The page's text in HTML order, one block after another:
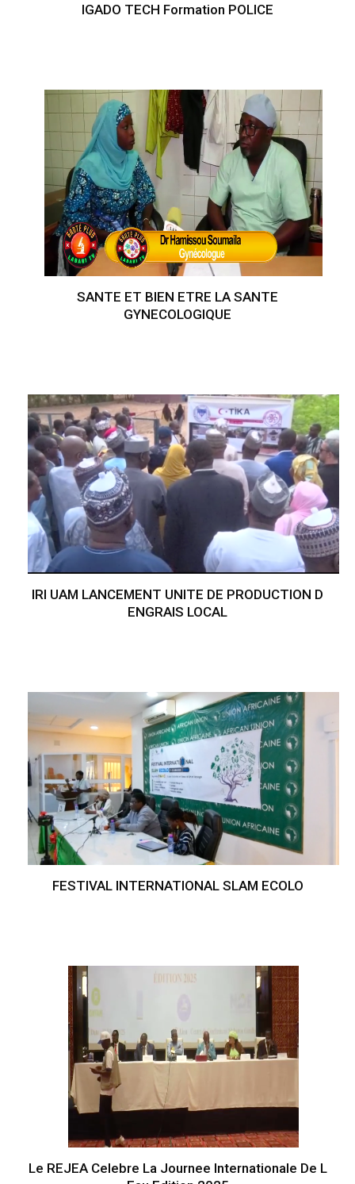
IGADO TECH Formation POLICE
SANTE ET BIEN ETRE LA SANTE
GYNECOLOGIQUE
IRI UAM LANCEMENT UNITE DE PRODUCTION D
ENGRAIS LOCAL
FESTIVAL INTERNATIONAL SLAM ECOLO
Le REJEA Celebre La Journee Internationale De L